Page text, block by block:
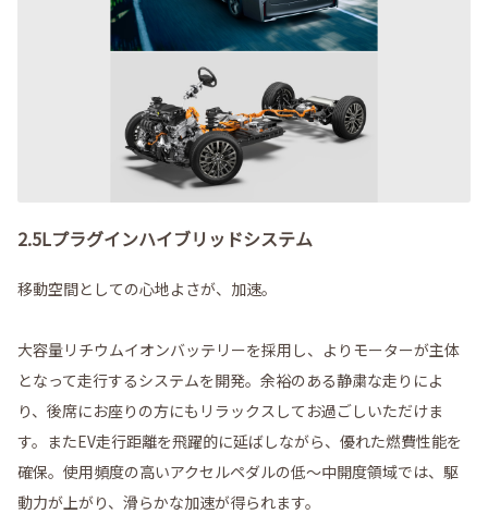
2.5Lプラグインハイブリッドシステム
移動空間としての心地よさが、加速。
大容量リチウムイオンバッテリーを採用し、よりモーターが主体
となって走行するシステムを開発。余裕のある静粛な走りによ
り、後席にお座りの方にもリラックスしてお過ごしいただけま
す。またEV走行距離を飛躍的に延ばしながら、優れた燃費性能を
確保。使用頻度の高いアクセルペダルの低～中開度領域では、駆
動力が上がり、滑らかな加速が得られます。